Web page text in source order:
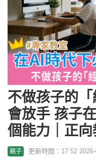
不做孩子的
會放手 孩子
個能力｜正向
親子 更新時間：17:52